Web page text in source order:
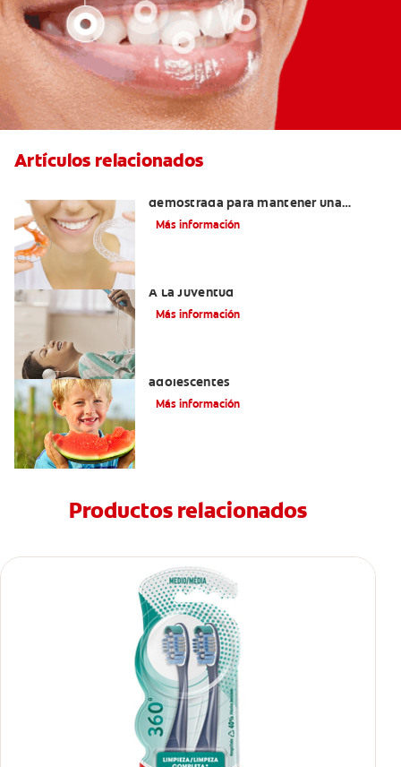
Artículos relacionados
demostrada para mantener una
sonrisa derecha
Más información
A La Juventud
Más información
adolescentes
Más información
Productos relacionados